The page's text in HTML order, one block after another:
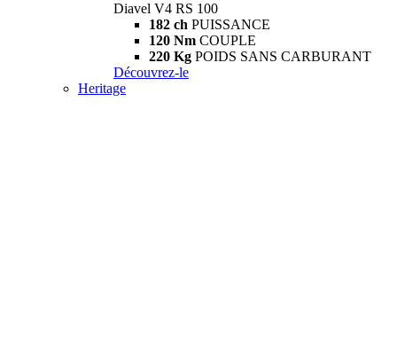
Diavel V4 RS 100
182 ch PUISSANCE
120 Nm COUPLE
220 Kg POIDS SANS CARBURANT
Découvrez-le
Heritage